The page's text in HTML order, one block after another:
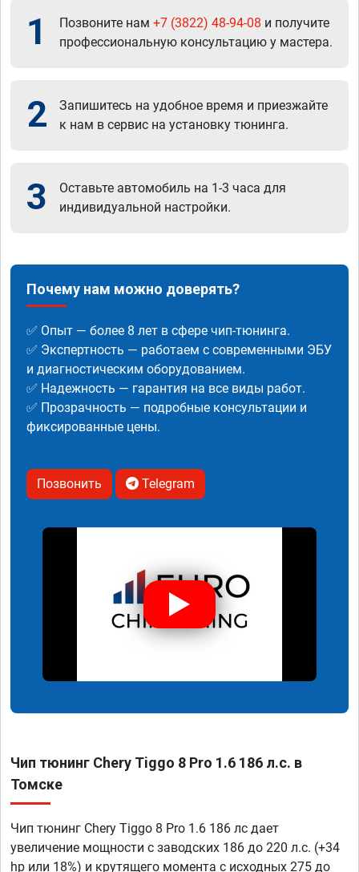
1 Позвоните нам +7 (3822) 48-94-08 и получите
профессиональную консультацию у мастера.
2
Запишитесь на удобное время и приезжайте
к нам в сервис на установку тюнинга.
3
Оставьте автомобиль на 1-3 часа для
индивидуальной настройки.
Почему нам можно доверять?
✅ Опыт — более 8 лет в сфере чип-тюнинга.
✅ Экспертность — работаем с современными ЭБУ
и диагностическим оборудованием.
✅ Надежность — гарантия на все виды работ.
✅ Прозрачность — подробные консультации и
фиксированные цены.
Позвонить Telegram
Чип тюнинг Chery Tiggo 8 Pro 1.6 186 л.с. в
Томске
Чип тюнинг Chery Tiggo 8 Pro 1.6 186 лс дает
увеличение мощности с заводских 186 до 220 л.с. (+34
hp или 18%) и крутящего момента с исходных 275 до